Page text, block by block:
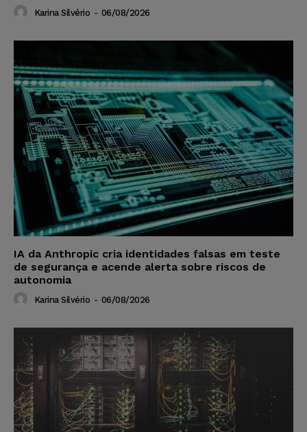
Karina Silvério - 06/08/2026
IA da Anthropic cria identidades falsas em teste
de segurança e acende alerta sobre riscos de
autonomia
Karina Silvério - 06/08/2026